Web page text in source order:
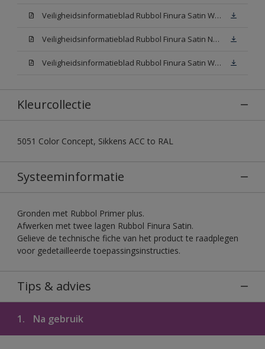
Veiligheidsinformatieblad Rubbol Finura Satin W05 (SDS)
Veiligheidsinformatieblad Rubbol Finura Satin N00 (SDS)
Veiligheidsinformatieblad Rubbol Finura Satin White (SDS)
Kleurcollectie
5051 Color Concept, Sikkens ACC to RAL
Systeeminformatie
Gronden met Rubbol Primer plus.
Afwerken met twee lagen Rubbol Finura Satin.
Gelieve de technische fiche van het product te raadplegen
voor gedetailleerde toepassingsinstructies.
Tips & advies
1. Na gebruik